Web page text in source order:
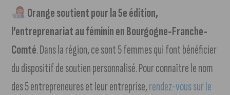
Orange soutient pour la 5e édition,
l’entreprenariat au féminin en Bourgogne-Franche-
Comté. Dans la région, ce sont 5 femmes qui font bénéficier
du dispositif de soutien personnalisé. Pour connaître le nom
des 5 entrepreneures et leur entreprise,rendez-vous sur le